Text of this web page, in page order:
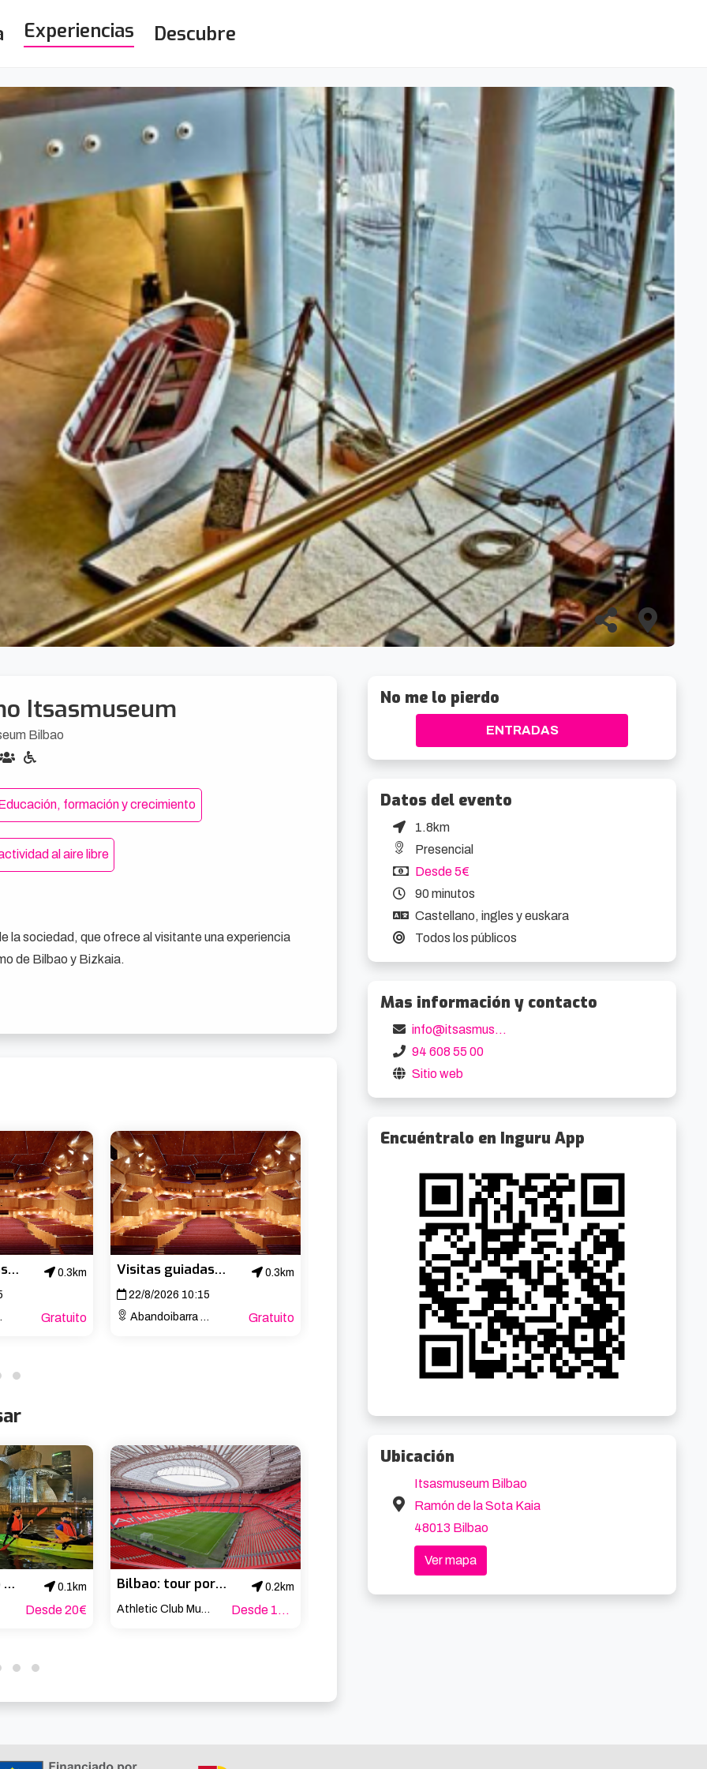
Experiencias Descubre
Itsasmuseum
Bilbao
formación y crecimiento
al aire libre
la sociedad, que ofrece al visitante una experiencia
de Bilbao y Bizkaia.
de achique para el vaciado de agua y mantenimiento
la carpintería de ribera y su relevancia en Bizkaia
te están esperando.
Visitas guiadas al Palacio Euskalduna
0.3km
Gratuito
Visitas guiadas al Palacio Euskalduna
0.3km
22/8/2026 10:15
Abandoibarra Etorb., 4
Gratuito
Visitas guiadas al Palacio Euskalduna
0.3km
Gratuito
5/9/2026 10:15
Abandoibarra Etorb., 4
Tour nocturno en kayak por Bilbao
0.1km
Desde 20€
Bilbao: tour por el estadio de San Mamés y su museo
0.2km
Athletic Club Museoa
Desde 16.03€
No me lo pierdo
ENTRADAS
Datos del evento
1.8km
Presencial
Desde 5€
90 minutos
Castellano, ingles y euskara
Todos los públicos
Mas información y contacto
info@itsasmuseum.eus
94 608 55 00
Sitio web
Encuéntralo en Inguru App
Ubicación
Itsasmuseum Bilbao
Ramón de la Sota Kaia
48013 Bilbao
Ver mapa